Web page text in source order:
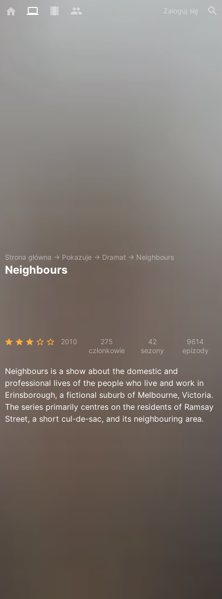
Zaloguj się
Strona główna → Pokazuje → Dramat → Neighbours
Neighbours
2010
275
członkowie
42
sezony
9614
epizody
Neighbours is a show about the domestic and
professional lives of the people who live and work in
Erinsborough, a fictional suburb of Melbourne, Victoria.
The series primarily centres on the residents of Ramsay
Street, a short cul-de-sac, and its neighbouring area.